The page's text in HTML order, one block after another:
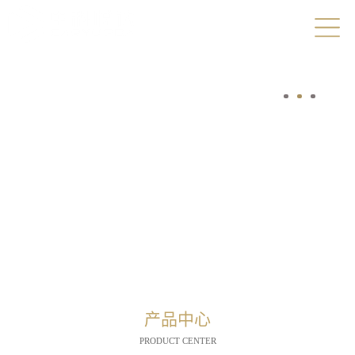
产品中心
PRODUCT CENTER